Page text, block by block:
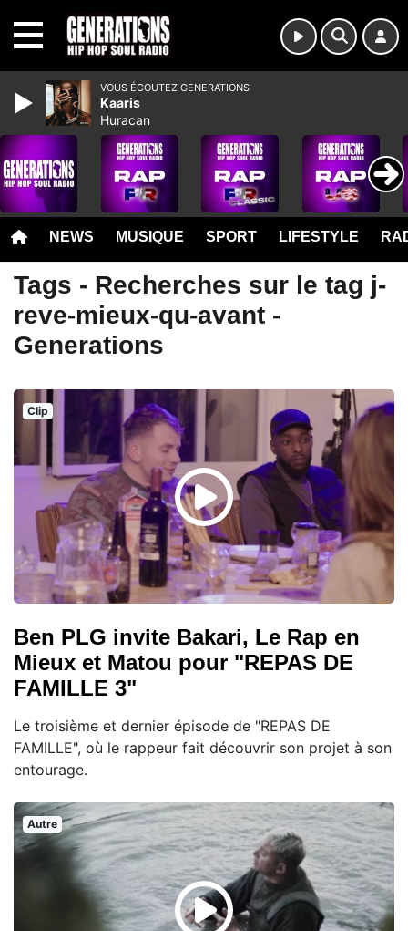
NEWS MUSIQUE SPORT LIFESTYLE
Tags - Recherches sur le tag j-
reve-mieux-qu-avant -
Generations
Clip
Ben PLG invite Bakari, Le Rap en
Mieux et Matou pour "REPAS DE
FAMILLE 3"
Le troisième et dernier épisode de "REPAS DE
FAMILLE", où le rappeur fait découvrir son projet à son
entourage.
Autre
VOUS ÉCOUTEZ GENERATIONS
Kaaris
Huracan